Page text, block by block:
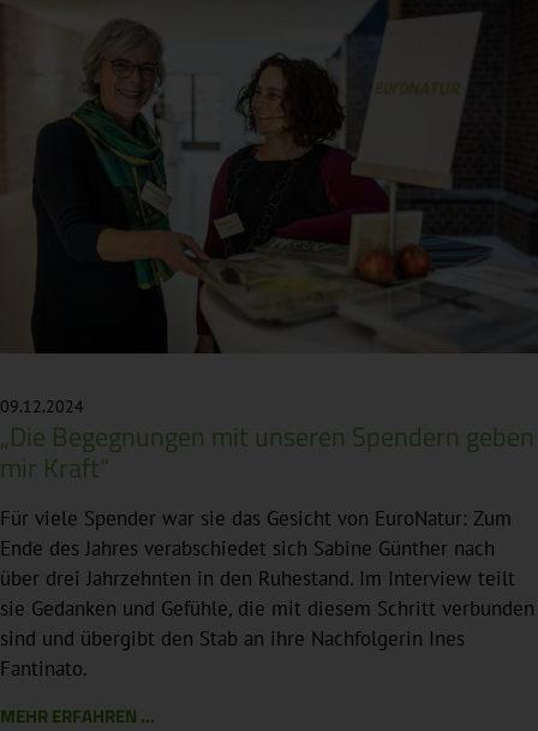
09.12.2024
„Die Begegnungen mit unseren Spendern geben
mir Kraft“
Für viele Spender war sie das Gesicht von EuroNatur: Zum
Ende des Jahres verabschiedet sich Sabine Günther nach
über drei Jahrzehnten in den Ruhestand. Im Interview teilt
sie Gedanken und Gefühle, die mit diesem Schritt verbunden
sind und übergibt den Stab an ihre Nachfolgerin Ines
Fantinato.
MEHR ERFAHREN ...